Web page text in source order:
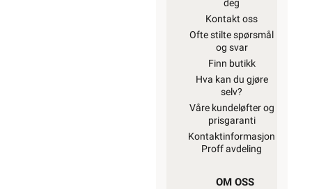
deg
Kontakt oss
Ofte stilte spørsmål
og svar
Finn butikk
Hva kan du gjøre
selv?
Våre kundeløfter og
prisgaranti
Kontaktinformasjon
Proff avdeling
OM OSS